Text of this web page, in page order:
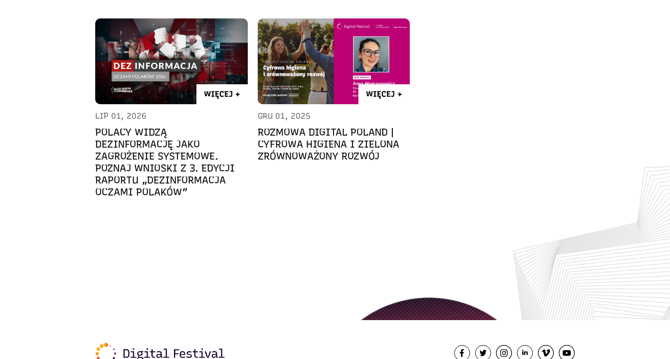
WIĘCEJ +
LIP 01, 2026
POLACY WIDZĄ
DEZINFORMACJĘ JAKO
ZAGROŻENIE SYSTEMOWE.
POZNAJ WNIOSKI Z 3. EDYCJI
RAPORTU „DEZINFORMACJA
OCZAMI POLAKÓW”
WIĘCEJ +
GRU 01, 2025
ROZMOWA DIGITAL POLAND |
CYFROWA HIGIENA I ZIELONA
ZRÓWNOWAŻONY ROZWÓJ